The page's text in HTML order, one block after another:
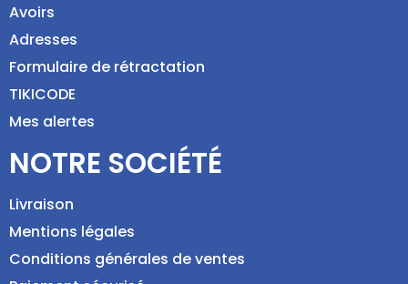
Avoirs
Adresses
Formulaire de rétractation
TIKICODE
Mes alertes
NOTRE SOCIÉTÉ
Livraison
Mentions légales
Conditions générales de ventes